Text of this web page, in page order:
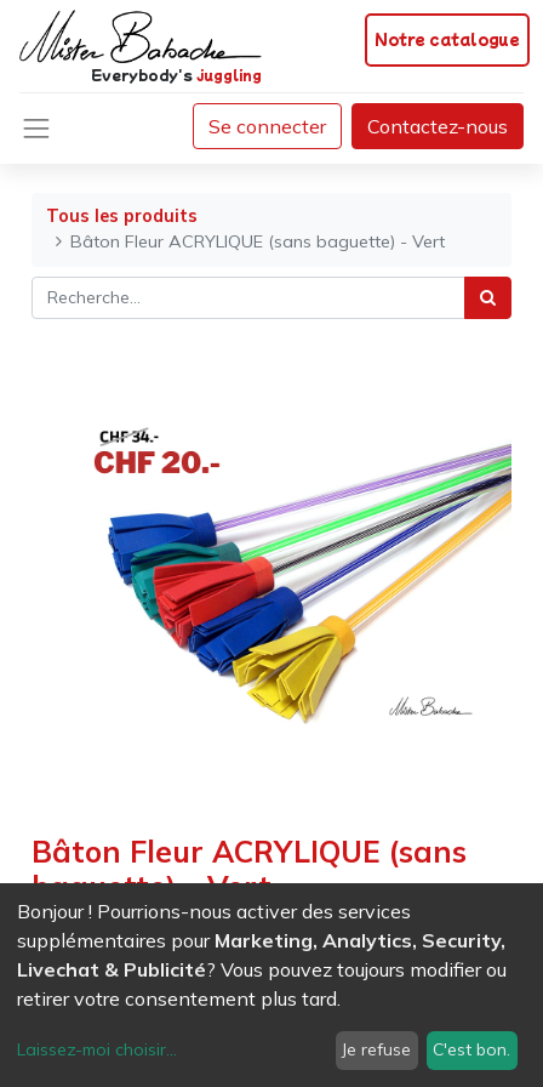
Notre catalogue
Everybody'sjuggling
Se connecter Contactez-nous
Tous les produits
Bâton Fleur ACRYLIQUE (sans baguette) - Vert
Bâton Fleur ACRYLIQUE (sans
baguette) - Vert
Weight : 0,215kg
32,22CHF/ HT
EAN 7611847032807 - Ref ( 3280
Bonjour ! Pourrions-nous activer des services
supplémentaires pour Marketing, Analytics, Security,
Livechat & Publicité? Vous pouvez toujours modifier ou
retirer votre consentement plus tard.
Laissez-moi choisir... Je refuse C'est bon.